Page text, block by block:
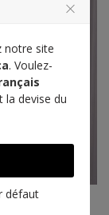
notre site
. Voulez-
la devise du
défaut